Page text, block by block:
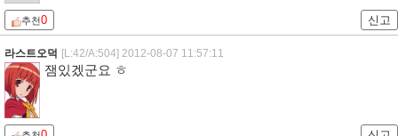
추천0 신고
라스트오덕 [L:42/A:504] 2012-08-07 11:57:11
잼있겠군요 ㅎ